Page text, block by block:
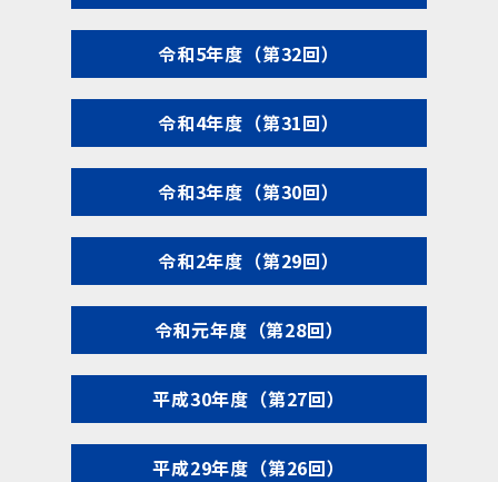
令和5年度（第32回）
令和4年度（第31回）
令和3年度（第30回）
令和2年度（第29回）
令和元年度（第28回）
平成30年度（第27回）
平成29年度（第26回）